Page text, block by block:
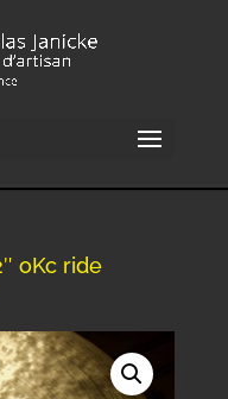
oKc ride